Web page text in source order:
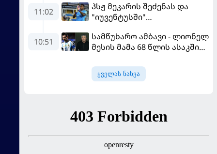
გამარჯვებით დაიწყო
11:02
პსჟ მეკარის შეძენას და
"იუვენტუსში"
10:51
სამწუხარო ამბავი - ლიონელ
მესის მამა 68 წლის ასაკში
ყველას ნახვა